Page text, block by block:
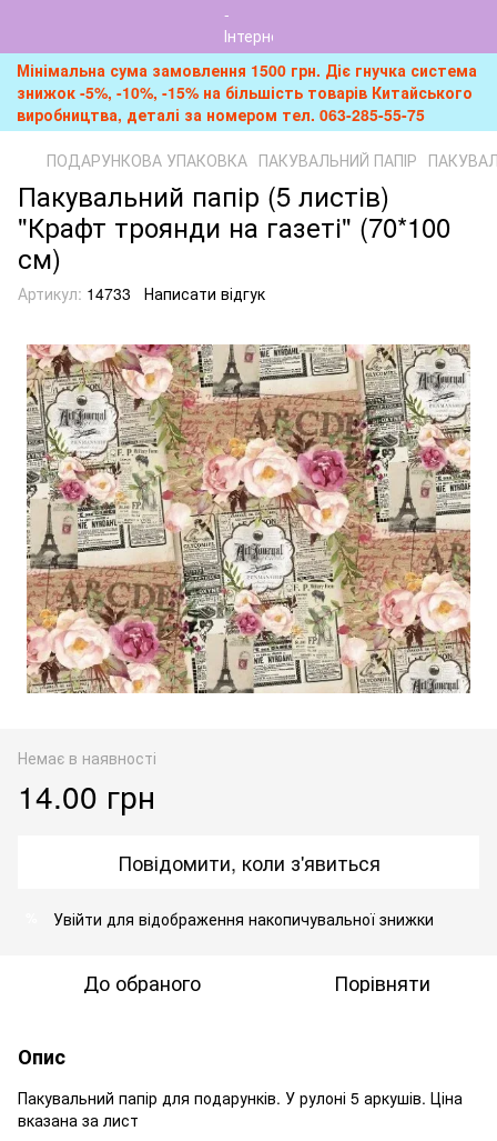
Мінімальна сума замовлення 1500 грн. Діє гнучка система
знижок -5%, -10%, -15% на більшість товарів Китайського
виробництва, деталі за номером тел. 063-285-55-75
ПОДАРУНКОВА УПАКОВКА ПАКУВАЛЬНИЙ ПАПІР
Пакувальний папір (5 листів)
"Крафт троянди на газеті" (70*100
см)
Артикул: 14733 Написати відгук
Немає в наявності
14.00 грн
Повідомити, коли з'явиться
Увійти для відображення накопичувальної знижки
До обраного Порівняти
Опис
Пакувальний папір для подарунків. У рулоні 5 аркушів. Ціна
вказана за лист